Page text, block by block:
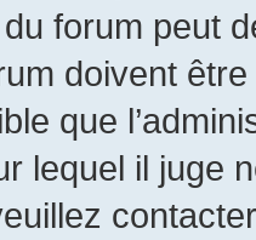
du forum peut
doivent
que
lequel il juge